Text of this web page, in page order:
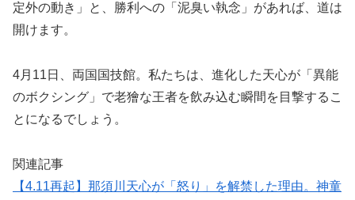
定外の動き」と、勝利への「泥臭い執念」があれば、道は
開けます。
4月11日、両国国技館。私たちは、進化した天心が「異能
のボクシング」で老獪な王者を飲み込む瞬間を目撃するこ
とになるでしょう。
関連記事
【4.11再起】那須川天心が「怒り」を解禁した理由。神童